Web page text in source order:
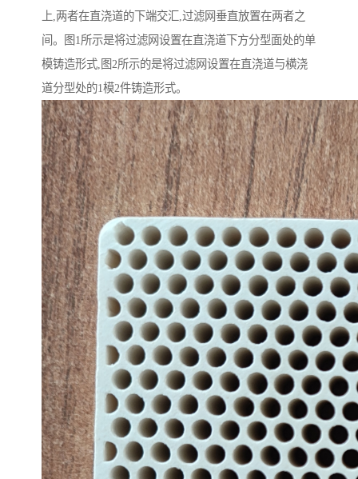
上,两者在直浇道的下端交汇,过滤网垂直放置在两者之
间。图1所示是将过滤网设置在直浇道下方分型面处的单
模铸造形式,图2所示的是将过滤网设置在直浇道与横浇
道分型处的1模2件铸造形式。